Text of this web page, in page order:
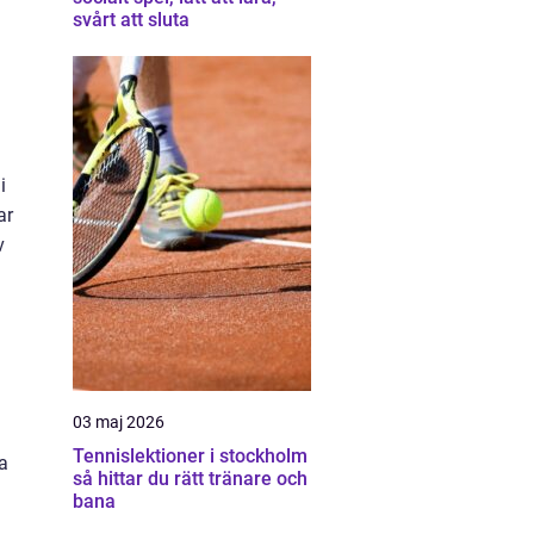
svårt att sluta
03 maj 2026
Tennislektioner i stockholm
så hittar du rätt tränare och
bana